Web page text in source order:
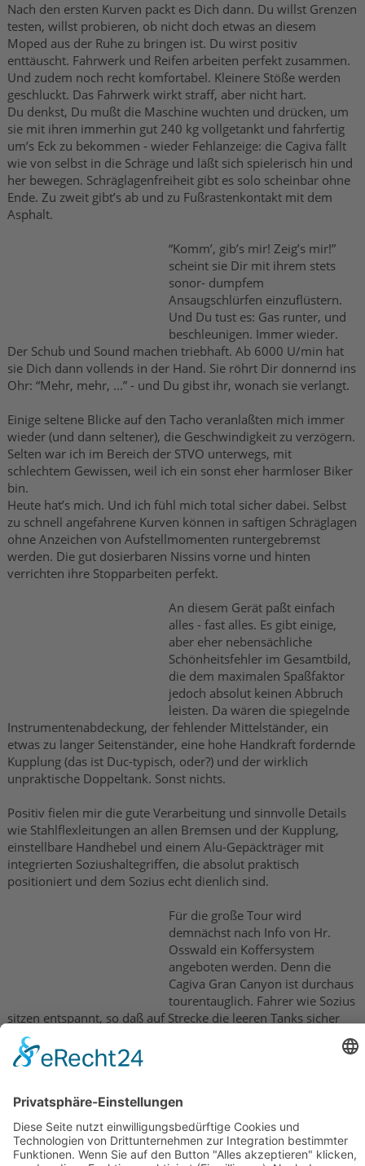
Nach den ersten Kurven packt es Dich dann. Du willst Grenzen
testen, willst probieren, ob nicht doch etwas an diesem
Moped aus der Ruhe zu bringen ist. Du wirst positiv
enttäuscht. Fahrwerk und Reifen arbeiten perfekt zusammen.
Und zudem noch recht komfortabel. Kleinere Stöße werden
geschluckt. Das Fahrwerk wirkt straff, aber nicht hart.
Du denkst, Du mußt die Maschine wuchten und drücken, um
sie mit ihren immerhin gut 240 kg vollgetankt und fahrfertig
um’s Eck zu bekommen - wieder Fehlanzeige: die Cagiva fällt
wie von selbst in die Schräge und läßt sich spielerisch hin und
her bewegen. Schräglagenfreiheit gibt es solo scheinbar ohne
Ende. Zu zweit gibt’s ab und zu Fußrastenkontakt mit dem
Asphalt.
“Komm’, gib’s mir! Zeig’s mir!”
scheint sie Dir mit ihrem stets
sonor- dumpfem
Ansaugschlürfen einzuflüstern.
Und Du tust es: Gas runter, und
beschleunigen. Immer wieder.
Der Schub und Sound machen triebhaft. Ab 6000 U/min hat
sie Dich dann vollends in der Hand. Sie röhrt Dir donnernd ins
Ohr: “Mehr, mehr, ...” - und Du gibst ihr, wonach sie verlangt.
Einige seltene Blicke auf den Tacho veranlaßten mich immer
wieder (und dann seltener), die Geschwindigkeit zu verzögern.
Selten war ich im Bereich der STVO unterwegs, mit
schlechtem Gewissen, weil ich ein sonst eher harmloser Biker
bin.
Heute hat’s mich. Und ich fühl mich total sicher dabei. Selbst
zu schnell angefahrene Kurven können in saftigen Schräglagen
ohne Anzeichen von Aufstellmomenten runtergebremst
werden. Die gut dosierbaren Nissins vorne und hinten
verrichten ihre Stopparbeiten perfekt.
An diesem Gerät paßt einfach
alles - fast alles. Es gibt einige,
aber eher nebensächliche
Schönheitsfehler im Gesamtbild,
die dem maximalen Spaßfaktor
jedoch absolut keinen Abbruch
leisten. Da wären die spiegelnde
Instrumentenabdeckung, der fehlender Mittelständer, ein
etwas zu langer Seitenständer, eine hohe Handkraft fordernde
Kupplung (das ist Duc-typisch, oder?) und der wirklich
unpraktische Doppeltank. Sonst nichts.
Positiv fielen mir die gute Verarbeitung und sinnvolle Details
wie Stahlflexleitungen an allen Bremsen und der Kupplung,
einstellbare Handhebel und einem Alu-Gepäckträger mit
integrierten Soziushaltegriffen, die absolut praktisch
positioniert und dem Sozius echt dienlich sind.
Für die große Tour wird
demnächst nach Info von Hr.
Osswald ein Koffersystem
angeboten werden. Denn die
Cagiva Gran Canyon ist durchaus
tourentauglich. Fahrer wie Sozius
sitzen entspannt, so daß auf Strecke die leeren Tanks sicher
der wahrscheinlichere Grund für einen Stopp sein dürften.
Sie ist echt was besonderes. Die Cagiva Gran Canyon besticht
und auffälligem Design. Sie garantiert ab dem ersten Moment
Spaß pur, der dem geplagten Konto eines Suchtanfälligen
jedoch stolze 18.345 .- DM abverlangt.